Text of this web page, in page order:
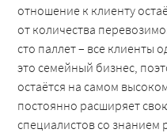
отношение к клиенту
от количества
сто паллет – все клиенты
это семейный бизнес,
остаётся на самом
постоянно расширяет
специалистов со знанием